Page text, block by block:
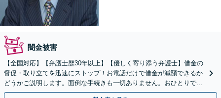
闇金被害
【全国対応】【弁護士歴30年以上】【優しく寄り添う弁護士】借金の
督促・取り立てを迅速にストップ！お電話だけで借金が減額できるか
どうかご説明します。面倒な手続きも一切ありません。おひとりで悩
まず、お気軽にご相談ください。【電話相談可】